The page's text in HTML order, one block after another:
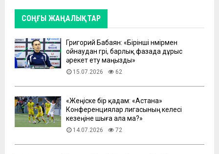
СОҢҒЫ ЖАҢАЛЫҚТАР
Григорий Бабаян: «Бірінші нөмірмен
ойнаудан гөрі, барлық фазада дұрыс
әрекет ету маңызды»
15.07.2026 62
«Жеңіске бір қадам: «Астана»
Конференциялар лигасының келесі
кезеңіне шыға ала ма?»
14.07.2026 72